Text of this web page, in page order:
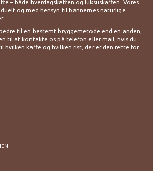
– både hverdagskaffen og luksuskaffen. Vores
og med hensyn til bønnernes naturlige
til en bestemt bryggemetode end en anden,
til at kontakte os på telefon eller mail, hvis du
hvilken kaffe og hvilken rist, der er den rette for